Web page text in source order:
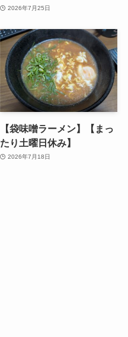
2026年7月25日
【袋味噌ラーメン】【まっ
たり土曜日休み】
2026年7月18日